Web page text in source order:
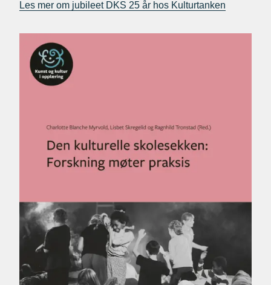
Les mer om jubileet DKS 25 år hos Kulturtanken